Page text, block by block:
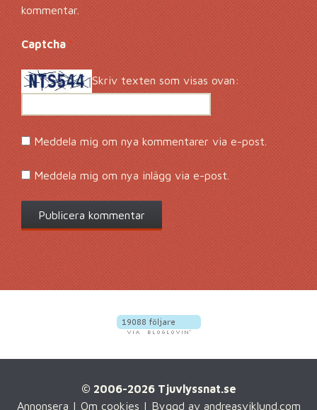
kommentar.
Captcha *
Skriv texten som visas ovan:
Meddela mig om nya kommentarer via e-post.
Meddela mig om nya inlägg via e-post.
© 2006-2026 Tjuvlyssnat.se
Annonsera | Om cookies | Byggd av andreasviklund.com